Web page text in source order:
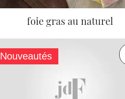
foie gras au naturel
Nouveautés